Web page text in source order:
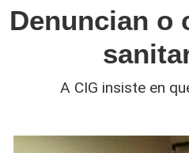
Denuncian o
A CIG insiste en